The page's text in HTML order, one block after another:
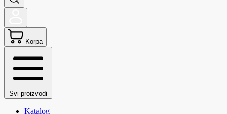
Korpa
Svi proizvodi
Katalog